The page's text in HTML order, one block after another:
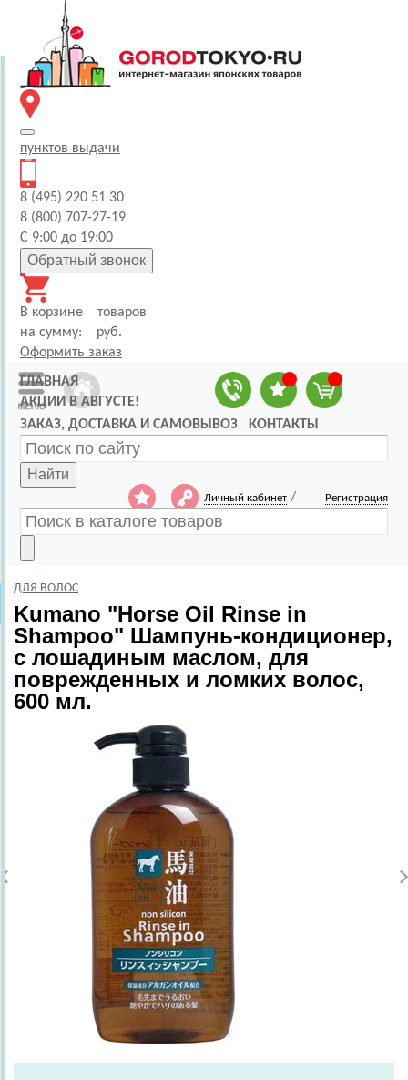
пунктов выдачи
8 (495) 220 51 30
8 (800) 707-27-19
С 9:00 до 19:00
Обратный звонок
В корзине
товаров
на сумму:
руб.
Оформить заказ
ГЛАВНАЯ
АКЦИИ В АВГУСТЕ!
ЗАКАЗ, ДОСТАВКА И САМОВЫВОЗ
КОНТАКТЫ
Найти
Личный кабинет / Регистрация
ДЛЯ ВОЛОС
Kumano "Horse Oil Rinse in
Shampoo" Шампунь-кондиционер,
с лошадиным маслом, для
поврежденных и ломких волос,
600 мл.